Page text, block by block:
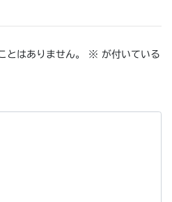
とはありません。 ※ が付いている